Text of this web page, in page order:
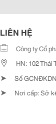
LIÊN HỆ
Công ty Cổ
HN: 102 Thái
➤ Số
➤ Nơi cấp: Sở